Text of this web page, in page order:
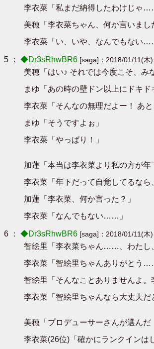
李衣菜「私まだ納得したわけじゃ
美穂「李衣菜ちゃん、何か言いまし
李衣菜「い、いや、なんでもない
5 ： ◆Dr3sRhwBR6 [saga]：2018/01/11(木
美穂「はい♪ それでは今度こそ、み
まゆ「あの時の壁ドン以上にドキ
李衣菜「そんなの無理だよー！ あ
まゆ「そうですよぉ」
李衣菜「やっぱり！」
加蓮「本当は李衣菜より私の方が
李衣菜「年下だって自覚してるな
加蓮「李衣菜、何か言った？」
李衣菜「なんでもない……」
6 ： ◆Dr3sRhwBR6 [saga]：2018/01/11(木
智絵里「李衣菜ちゃん……、わたし
李衣菜「智絵里ちゃんありがとう
智絵里「そんなことありませんよ。
李衣菜「智絵里ちゃんなら大丈夫
美穂「プロデューサーさんが選んだ
李衣菜(26位)「確かにランクイン